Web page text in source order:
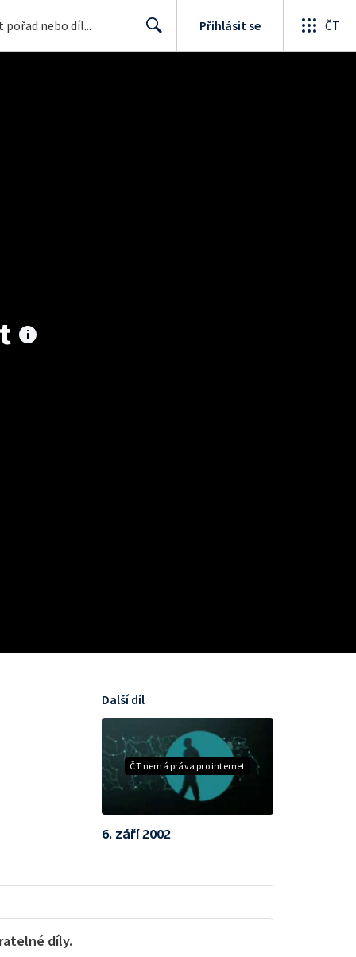
Přihlásit se ČT
ČT nemá práva pro internet
Další díl
6. září 2002
díly.